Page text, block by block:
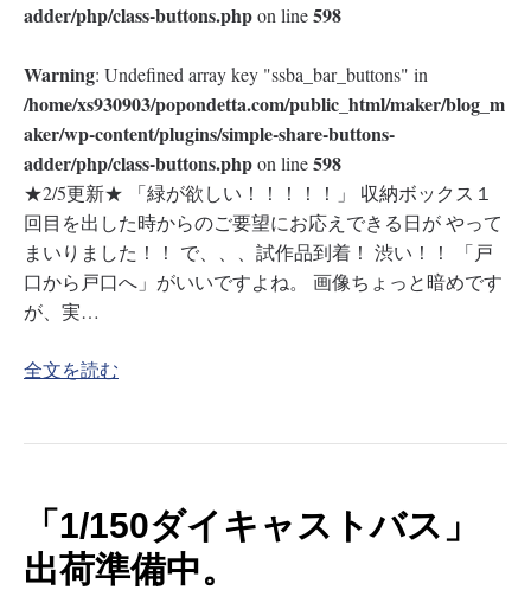
adder/php/class-buttons.phpon line598
Warning: Undefined array key "ssba_bar_buttons" in
/home/xs930903/popondetta.com/public_html/maker/blog_m
aker/wp-content/plugins/simple-share-buttons-
adder/php/class-buttons.phpon line598
★2/5更新★ 「緑が欲しい！！！！！」 収納ボックス１
回目を出した時からのご要望にお応えできる日が やって
まいりました！！ で、、、試作品到着！ 渋い！！ 「戸
口から戸口へ」がいいですよね。 画像ちょっと暗めです
が、実…
全文を読む
「1/150ダイキャストバス」
出荷準備中。